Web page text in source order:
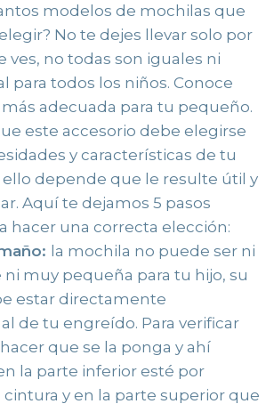
modelos de mochilas que
No te dejes llevar solo por
ves, no todas son iguales ni
para todos los niños. Conoce
adecuada para tu pequeño.
este accesorio debe elegirse
y características de tu
ello depende que le resulte útil y
Aquí te dejamos 5 pasos
hacer una correcta elección:
la mochila no puede ser ni
muy pequeña para tu hijo, su
estar directamente
de tu engreído. Para verificar
que se la ponga y ahí
la parte inferior esté por
cintura y en la parte superior que